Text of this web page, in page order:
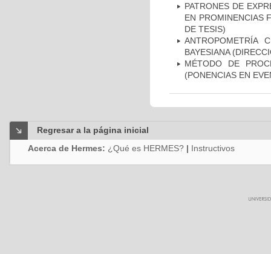
PATRONES DE
EN PROMINENCIAS
DE TESIS)
ANTROPOMETRÍA
BAYESIANA
MÉTODO DE
(PONENCIAS EN
Regresar a la página inicial
Acerca de Hermes: ¿Qué es HERMES? | Instructivos